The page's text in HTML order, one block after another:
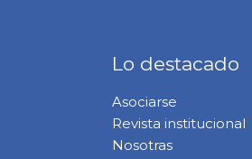
Lo destacado
Asociarse
Revista institucional
Nosotras